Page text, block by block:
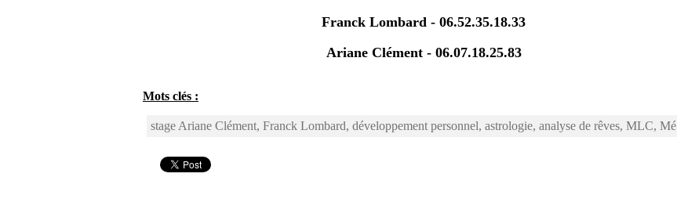
Franck Lombard - 06.52.35.18.33
Ariane Clément - 06.07.18.25.83
Mots clés :
stage Ariane Clément, Franck Lombard, développement personnel, astrologie, analyse de rêves, MLC, Mé